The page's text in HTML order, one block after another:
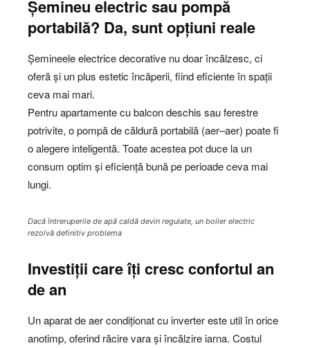
Șemineu electric sau pompă
portabilă? Da, sunt opțiuni reale
Șemineele electrice decorative nu doar încălzesc, ci
oferă și un plus estetic încăperii, fiind eficiente în spații
ceva mai mari.
Pentru apartamente cu balcon deschis sau ferestre
potrivite, o pompă de căldură portabilă (aer–aer) poate fi
o alegere inteligentă. Toate acestea pot duce la un
consum optim și eficiență bună pe perioade ceva mai
lungi.
Dacă întreruperile de apă caldă devin regulate, un boiler electric
rezolvă definitiv problema
Investiții care îți cresc confortul an
de an
Un aparat de aer condiționat cu inverter este util în orice
anotimp, oferind răcire vara și încălzire iarna. Costul